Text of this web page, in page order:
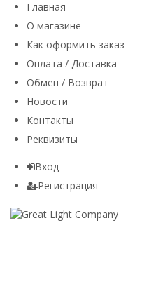
Главная
О магазине
Как оформить заказ
Оплата / Доставка
Обмен / Возврат
Новости
Контакты
Реквизиты
Вход
Регистрация